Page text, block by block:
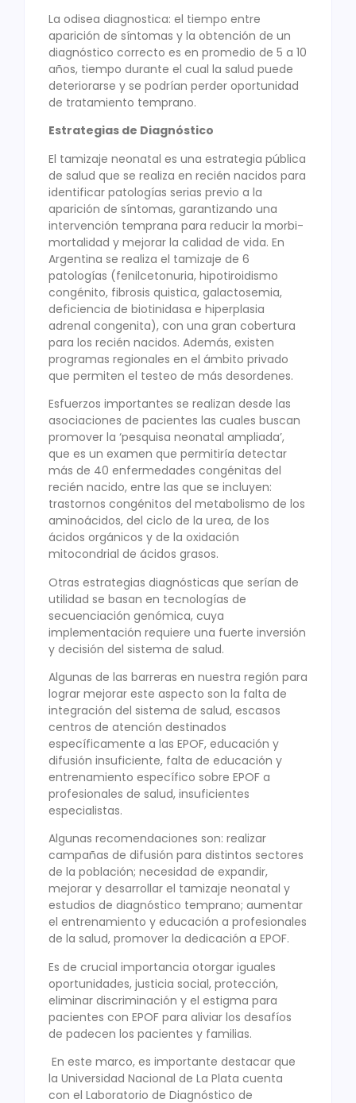
La odisea diagnostica: el tiempo entre
aparición de síntomas y la obtención de un
diagnóstico correcto es en promedio de 5 a 10
años, tiempo durante el cual la salud puede
deteriorarse y se podrían perder oportunidad
de tratamiento temprano.
Estrategias de Diagnóstico
El tamizaje neonatal es una estrategia pública
de salud que se realiza en recién nacidos para
identificar patologías serias previo a la
aparición de síntomas, garantizando una
intervención temprana para reducir la morbi-
mortalidad y mejorar la calidad de vida. En
Argentina se realiza el tamizaje de 6
patologías (fenilcetonuria, hipotiroidismo
congénito, fibrosis quistica, galactosemia,
deficiencia de biotinidasa e hiperplasia
adrenal congenita), con una gran cobertura
para los recién nacidos. Además, existen
programas regionales en el ámbito privado
que permiten el testeo de más desordenes.
Esfuerzos importantes se realizan desde las
asociaciones de pacientes las cuales buscan
promover la ‘pesquisa neonatal ampliada’,
que es un examen que permitiría detectar
más de 40 enfermedades congénitas del
recién nacido, entre las que se incluyen:
trastornos congénitos del metabolismo de los
aminoácidos, del ciclo de la urea, de los
ácidos orgánicos y de la oxidación
mitocondrial de ácidos grasos.
Otras estrategias diagnósticas que serían de
utilidad se basan en tecnologías de
secuenciación genómica, cuya
implementación requiere una fuerte inversión
y decisión del sistema de salud.
Algunas de las barreras en nuestra región para
lograr mejorar este aspecto son la falta de
integración del sistema de salud, escasos
centros de atención destinados
específicamente a las EPOF, educación y
difusión insuficiente, falta de educación y
entrenamiento específico sobre EPOF a
profesionales de salud, insuficientes
especialistas.
Algunas recomendaciones son: realizar
campañas de difusión para distintos sectores
de la población; necesidad de expandir,
mejorar y desarrollar el tamizaje neonatal y
estudios de diagnóstico temprano; aumentar
el entrenamiento y educación a profesionales
de la salud, promover la dedicación a EPOF.
Es de crucial importancia otorgar iguales
oportunidades, justicia social, protección,
eliminar discriminación y el estigma para
pacientes con EPOF para aliviar los desafíos
de padecen los pacientes y familias.
En este marco, es importante destacar que
la Universidad Nacional de La Plata cuenta
con el Laboratorio de Diagnóstico de